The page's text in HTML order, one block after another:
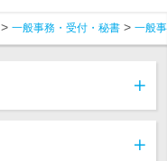
一般事務・受付・秘書 一般